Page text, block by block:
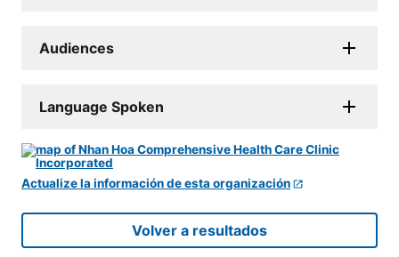
Audiences
Language Spoken
Actualize la información de esta organización
Volver a resultados